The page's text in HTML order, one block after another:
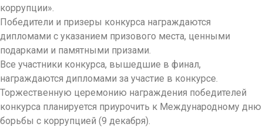
коррупции».
Победители и призеры конкурса награждаются
дипломами с указанием призового места, ценными
подарками и памятными призами.
Все участники конкурса, вышедшие в финал,
награждаются дипломами за участие в конкурсе.
Торжественную церемонию награждения победителей
конкурса планируется приурочить к Международному дню
борьбы с коррупцией (9 декабря).